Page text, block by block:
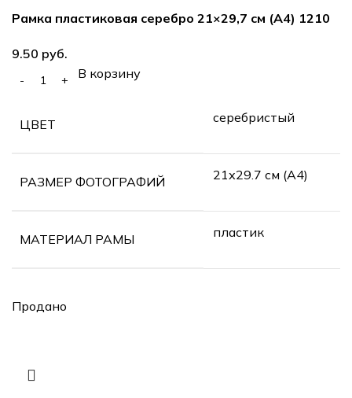
Рамка пластиковая серебро 21×29,7 см (А4) 1210
руб.
В корзину
ЦВЕТ серебристый
РАЗМЕР ФОТОГРАФИЙ 21х29.7 см (А4)
МАТЕРИАЛ РАМЫ пластик
Продано